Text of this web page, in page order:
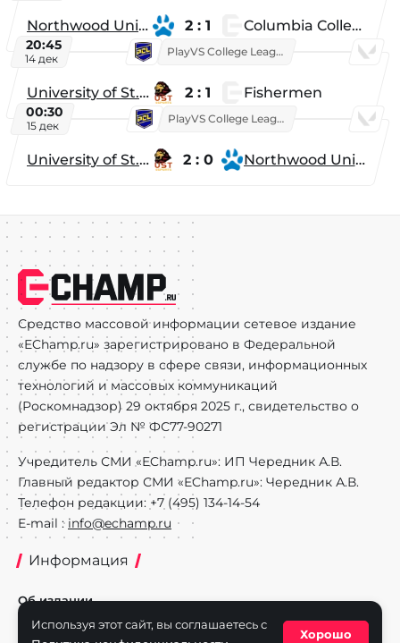
Northwood University 2 : 1 Columbia College
20:45
14 дек
PlayVS College League 2025: Fall
University of St. Thomas 2 : 1 Fishermen
00:30
15 дек
PlayVS College League 2025: Fall
University of St. Thomas 2 : 0 Northwood University
Средство массовой информации сетевое издание
«EChamp.ru» зарегистрировано в Федеральной
службе по надзору в сфере связи, информационных
технологий и массовых коммуникаций
(Роскомнадзор) 29 октября 2025 г., свидетельство о
регистрации Эл № ФС77-90271
Учредитель СМИ «EChamp.ru»: ИП Чередник А.В.
Главный редактор СМИ «EChamp.ru»: Чередник А.В.
Телефон редакции: +7 (495) 134-14-54
E-mail : info@echamp.ru
Информация
Об издании
Реклама на портале
Используя этот сайт, вы соглашаетесь с
Хорошо